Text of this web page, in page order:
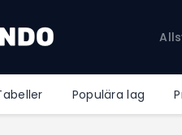
Populära lag
La